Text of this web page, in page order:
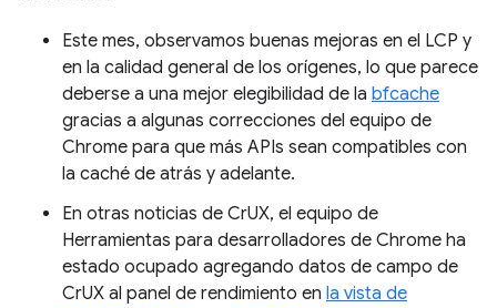
Este mes, observamos buenas mejoras en el LCP y
en la calidad general de los orígenes, lo que parece
deberse a una mejor elegibilidad de la bfcache
gracias a algunas correcciones del equipo de
Chrome para que más APIs sean compatibles con
la caché de atrás y adelante.
En otras noticias de CrUX, el equipo de
Herramientas para desarrolladores de Chrome ha
estado ocupado agregando datos de campo de
CrUX al panel de rendimiento en la vista de